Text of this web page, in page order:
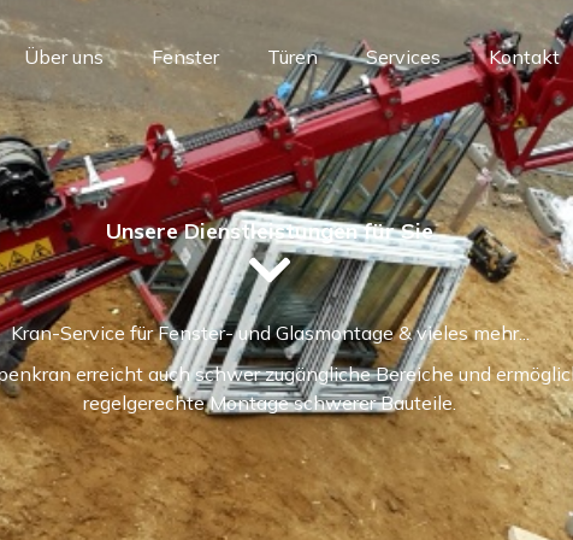
Über uns Fenster Türen Services Kontakt
Unsere Dienstleistungen für Sie
Kran-Service für Fenster- und Glasmontage & vieles mehr...
erreicht auch schwer zugängliche Bereiche und
regelgerechte Montage schwerer Bauteile.